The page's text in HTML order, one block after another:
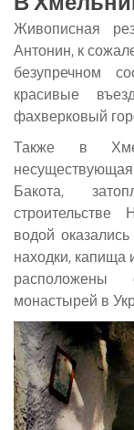
Живописная
Антонин, к
безупречном
красивые
фахверковый
Также в
Бакота,
водой
находки, капища
расположены
монастырей в